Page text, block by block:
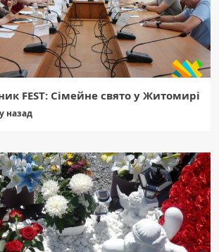
FEST: Сімейне свято у Житомирі
назад